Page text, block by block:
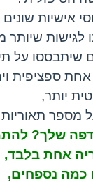
אישיות
לגישות שיותר
שיתבססו על
אחת ספציפית
יותר,
מספר תאוריות
שלך?
אחת בלבד,
כמה נספחים,